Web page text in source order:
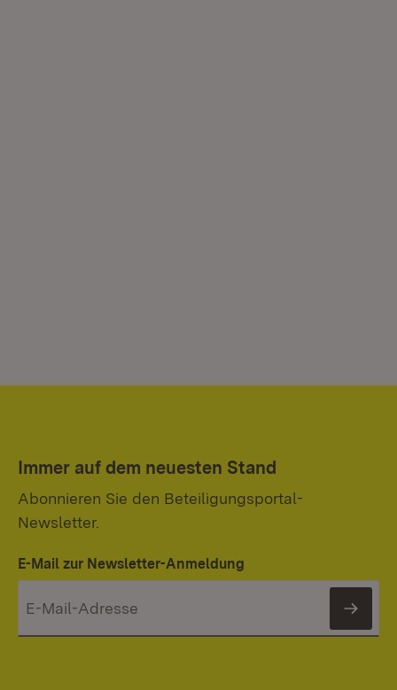
Immer auf dem neuesten Stand
Abonnieren Sie den Beteiligungsportal-
Newsletter.
E-Mail zur Newsletter-Anmeldung